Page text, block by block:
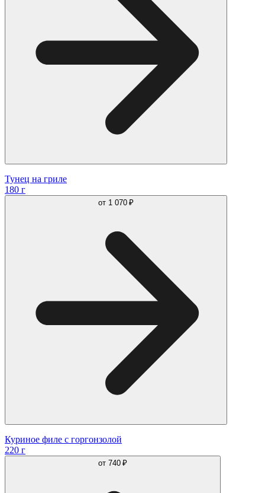
Тунец на гриле
180 г
от 1 070 ₽
Куриное филе с горгонзолой
220 г
от 740 ₽